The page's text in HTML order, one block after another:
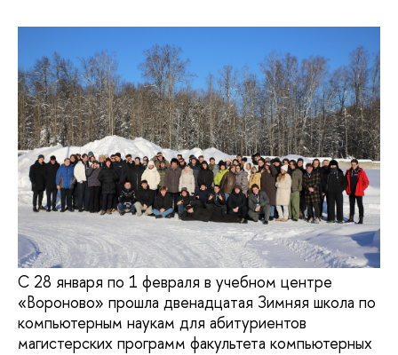
С 28 января по 1 февраля в учебном центре
«Вороново» прошла двенадцатая Зимняя школа по
компьютерным наукам для абитуриентов
магистерских программ факультета компьютерных